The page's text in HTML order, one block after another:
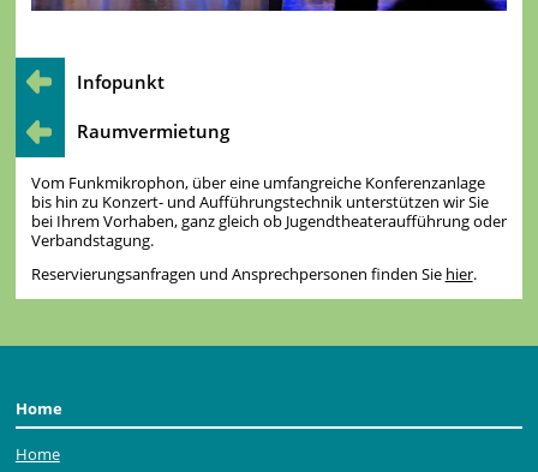
Infopunkt
Raumvermietung
Vom Funkmikrophon, über eine umfangreiche Konferenzanlage
bis hin zu Konzert- und Aufführungstechnik unterstützen wir Sie
bei Ihrem Vorhaben, ganz gleich ob Jugendtheateraufführung oder
Verbandstagung.
Reservierungsanfragen und Ansprechpersonen finden Sie hier.
Home
Home